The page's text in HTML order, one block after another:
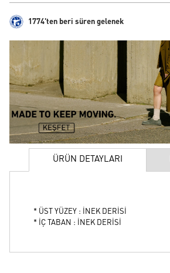
1774'ten beri süren gelenek
ÜRÜN DETAYLARI
* ÜST YÜZEY : İNEK DERİSİ
* İÇ TABAN : İNEK DERİSİ